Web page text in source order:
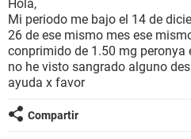
SEXUALIDAD
GLOSARIO
Hola,
Mi periodo me bajo el 14 de
26 de ese mismo mes ese
conprimido de 1.50 mg peronya
no he visto sangrado alguno
ayuda x favor
Compartir